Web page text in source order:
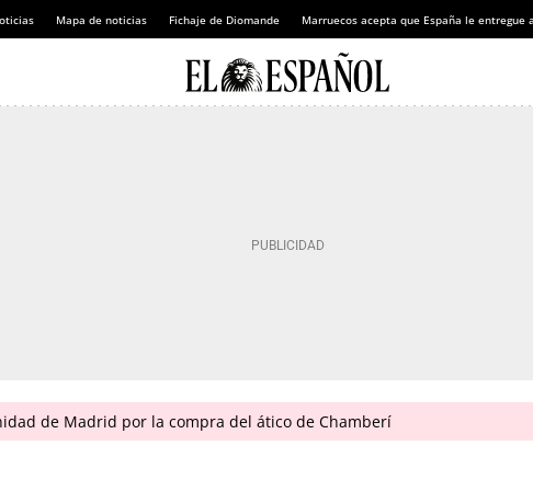
Mapa de noticias Fichaje de Diomande Marruecos acepta que España le entregue
de Madrid por la compra del ático de Chamberí